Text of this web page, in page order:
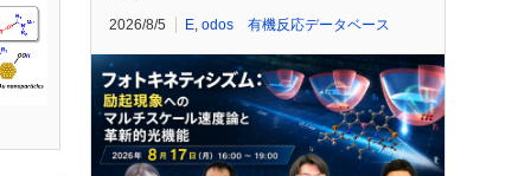
2026/8/5 E odos 有機反応データベース